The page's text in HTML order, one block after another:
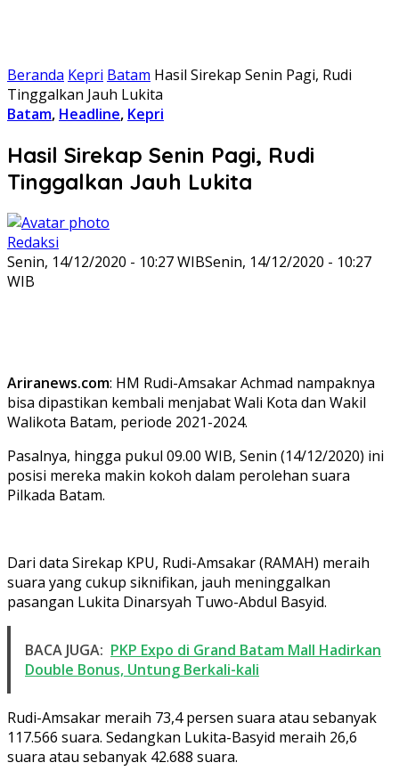
Beranda Kepri Batam Hasil Sirekap Senin Pagi, Rudi
Tinggalkan Jauh Lukita
Batam, Headline, Kepri
Hasil Sirekap Senin Pagi, Rudi
Tinggalkan Jauh Lukita
Redaksi
Senin, 14/12/2020 - 10:27 WIBSenin, 14/12/2020 - 10:27
WIB
Ariranews.com: HM Rudi-Amsakar Achmad nampaknya
bisa dipastikan kembali menjabat Wali Kota dan Wakil
Walikota Batam, periode 2021-2024.
Pasalnya, hingga pukul 09.00 WIB, Senin (14/12/2020) ini
posisi mereka makin kokoh dalam perolehan suara
Pilkada Batam.
Dari data Sirekap KPU, Rudi-Amsakar (RAMAH) meraih
suara yang cukup siknifikan, jauh meninggalkan
pasangan Lukita Dinarsyah Tuwo-Abdul Basyid.
BACA JUGA: PKP Expo di Grand Batam Mall Hadirkan
Double Bonus, Untung Berkali-kali
Rudi-Amsakar meraih 73,4 persen suara atau sebanyak
117.566 suara. Sedangkan Lukita-Basyid meraih 26,6
suara atau sebanyak 42.688 suara.